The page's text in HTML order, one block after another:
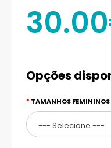
Opções
TAMANHOS FEMININOS